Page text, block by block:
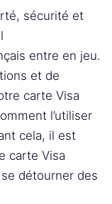
sécurité et
entre en jeu.
et de
carte Visa
l’utiliser
cela, il est
carte Visa
détourner des